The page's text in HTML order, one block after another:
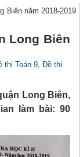
Biên năm 2018-2019
Long Biên
thi Toán 9, Đề thi
Long Biên,
làm bài: 90